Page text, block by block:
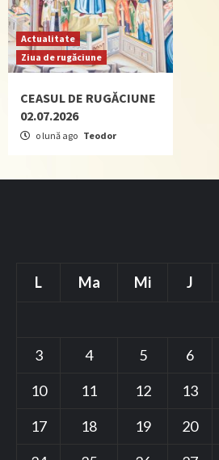
Actualitate
Ziua de rugăciune
CEASUL DE RUGĂCIUNE
02.07.2026
o lună ago Teodor
L Ma Mi J
3
4 5 6
10
11 12 13
17
18 19 20